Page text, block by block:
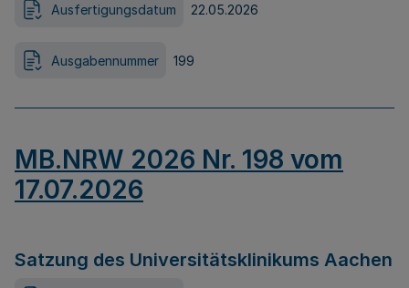
Ausfertigungsdatum 22.05.2026
Ausgabennummer 199
MB.NRW 2026 Nr. 198 vom
17.07.2026
Satzung des Universitätsklinikums Aachen